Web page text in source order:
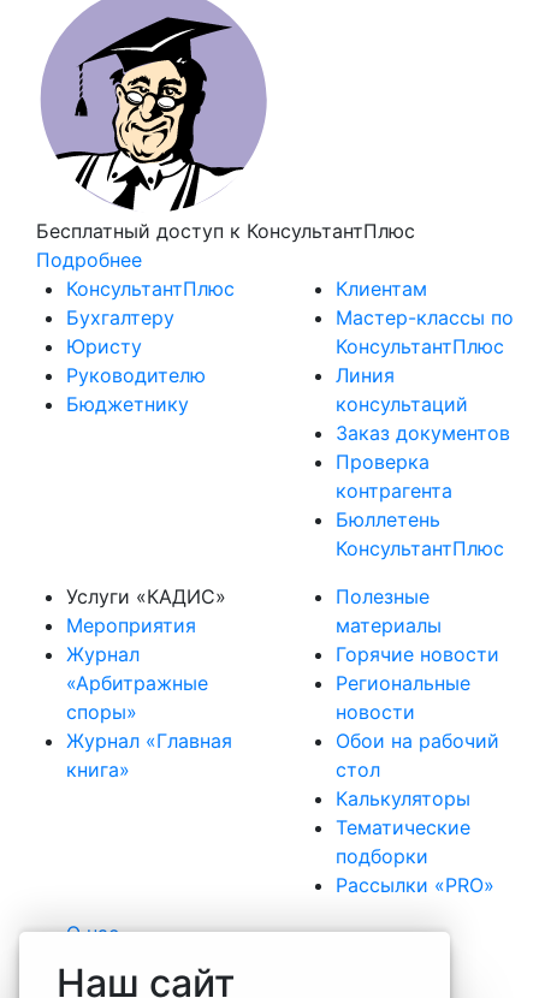
Бесплатный доступ к КонсультантПлюс
Подробнее
Наш сайт
КонсультантПлюс
Бухгалтеру
Юристу
Руководителю
Бюджетнику
Клиентам
Мастер-классы по
КонсультантПлюс
Линия
консультаций
Заказ документов
Проверка
контрагента
Бюллетень
КонсультантПлюс
Услуги «КАДИС»
Мероприятия
Журнал
«Арбитражные
споры»
Журнал «Главная
книга»
Полезные
материалы
Горячие новости
Региональные
новости
Обои на рабочий
стол
Калькуляторы
Тематические
подборки
Рассылки «PRO»
О нас
Наша команда
Вакансии